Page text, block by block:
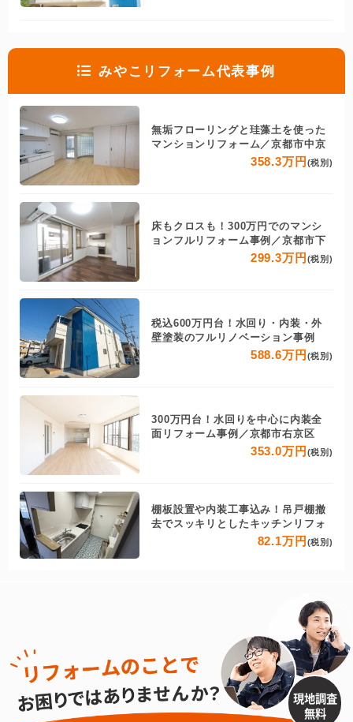
みやこリフォーム代表事例
無垢フローリングと珪藻土を使った
マンションリフォーム／京都市中京
358.3万円 (税別)
床もクロスも！300万円でのマンシ
ョンフルリフォーム事例／京都市下
299.3万円 (税別)
税込600万円台！水回り・内装・外
壁塗装のフルリノベーション事例
588.6万円 (税別)
300万円台！水回りを中心に内装全
面リフォーム事例／京都市右京区
353.0万円 (税別)
棚板設置や内装工事込み！吊戸棚撤
去でスッキリとしたキッチンリフォ
82.1万円 (税別)
現地調査
無料